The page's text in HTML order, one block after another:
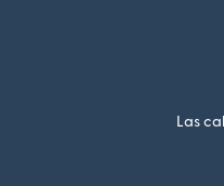
Las